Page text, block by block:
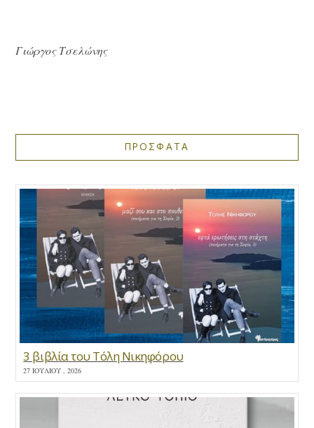
Γιώργος Τσελώνης
ΠΡΟΣΦΑΤΑ
3 βιβλία του Τόλη Νικηφόρου
27 ΙΟΥΛΊΟΥ , 2026